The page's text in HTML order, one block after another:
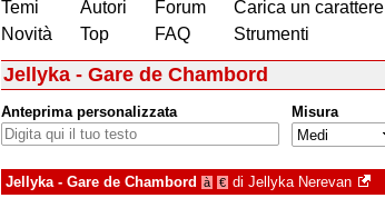
Temi
Novità
Autori
Top
Forum
FAQ
Carica un carattere
Strumenti
Jellyka - Gare de Chambord
Anteprima personalizzata Misura
Jellyka - Gare de Chambord à € di Jellyka Nerevan